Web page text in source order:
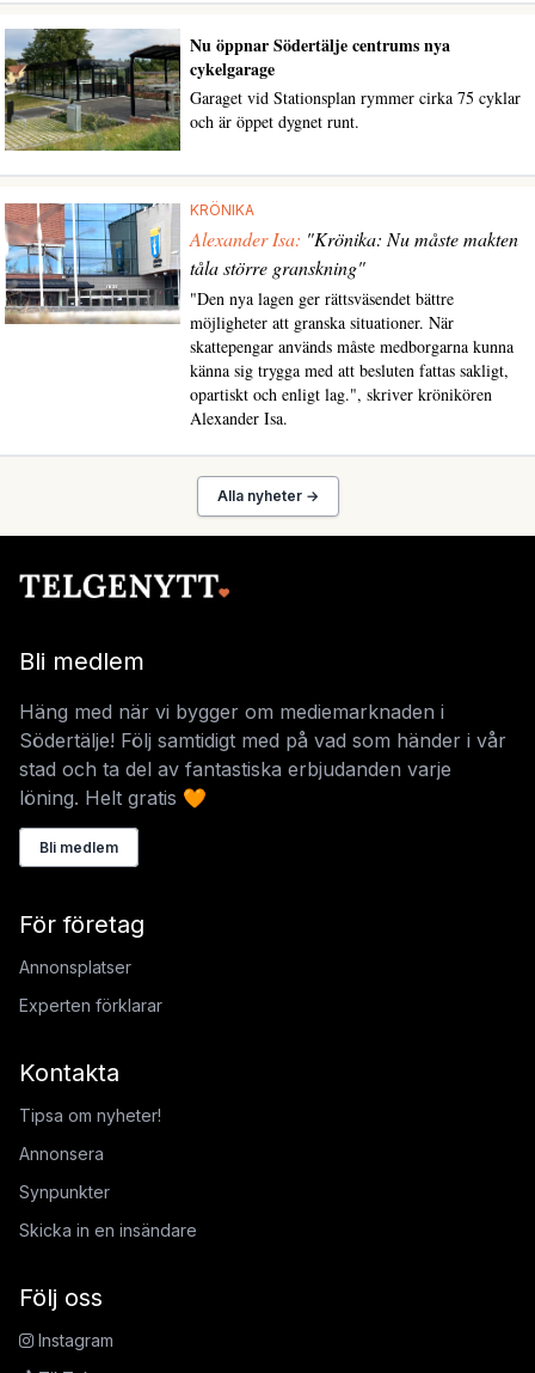
Nu öppnar Södertälje centrums nya
cykelgarage
Garaget vid Stationsplan rymmer cirka 75 cyklar
och är öppet dygnet runt.
KRÖNIKA
Alexander Isa: "Krönika: Nu måste makten
tåla större granskning"
"Den nya lagen ger rättsväsendet bättre
möjligheter att granska situationer. När
skattepengar används måste medborgarna kunna
känna sig trygga med att besluten fattas sakligt,
opartiskt och enligt lag.", skriver krönikören
Alexander Isa.
Alla nyheter →
Bli medlem
Häng med när vi bygger om mediemarknaden i
Södertälje! Följ samtidigt med på vad som händer i vår
stad och ta del av fantastiska erbjudanden varje
löning. Helt gratis 🧡
Bli medlem
För företag
Annonsplatser
Experten förklarar
Kontakta
Tipsa om nyheter!
Annonsera
Synpunkter
Skicka in en insändare
Följ oss
Instagram